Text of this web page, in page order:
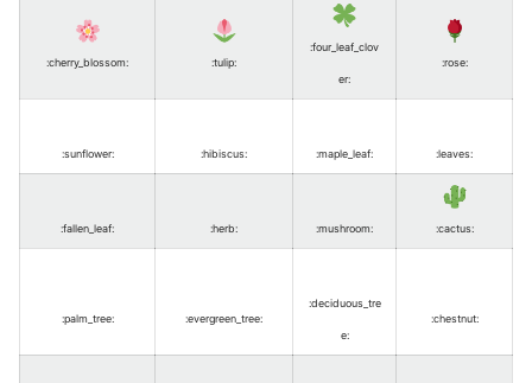
:cherry_blossom: :tulip:
:four_leaf_clov
er:
:rose:
:sunflower: :hibiscus: :maple_leaf: :leaves:
:fallen_leaf: :herb: :mushroom: :cactus:
:palm_tree: :evergreen_tree:
:deciduous_tre
e:
:chestnut: